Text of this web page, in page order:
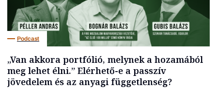
Podcast
„Van akkora portfólió, melynek a hozamából
meg lehet élni.” Elérhető-e a passzív
jövedelem és az anyagi függetlenség?